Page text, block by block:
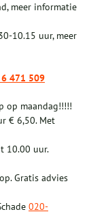
meer informatie
10.15 uur, meer
471 509
op maandag!!!!!
€ 6,50. Met
10.00 uur.
Gratis advies
020-